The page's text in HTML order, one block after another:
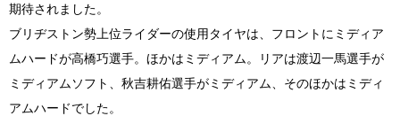
期待されました。
ブリヂストン勢上位ライダーの使用タイヤは、フロントにミディア
ムハードが高橋巧選手。ほかはミディアム。リアは渡辺一馬選手が
ミディアムソフト、秋吉耕佑選手がミディアム、そのほかはミディ
アムハードでした。